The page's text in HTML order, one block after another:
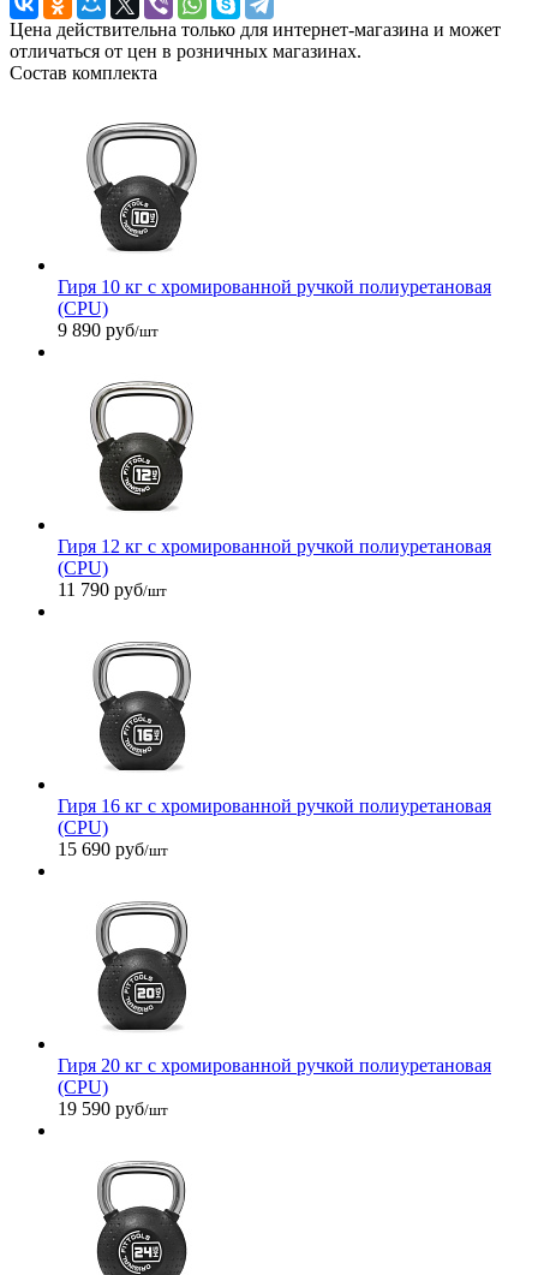
Цена действительна только для интернет-магазина и может
отличаться от цен в розничных магазинах.
Состав комплекта
Гиря 10 кг с хромированной ручкой полиуретановая
(CPU)
9 890 руб/шт
Гиря 12 кг с хромированной ручкой полиуретановая
(CPU)
11 790 руб/шт
Гиря 16 кг с хромированной ручкой полиуретановая
(CPU)
15 690 руб/шт
Гиря 20 кг с хромированной ручкой полиуретановая
(CPU)
19 590 руб/шт